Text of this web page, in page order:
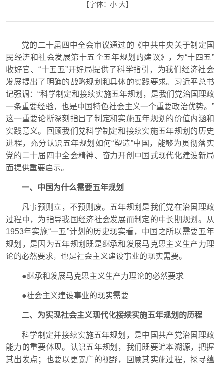
【字体： 小 大】
党的二十届四中全会审议通过的《中共中央关于制定国
民经济和社会发展第十五个五年规划的建议》，为“十四五”
收好官、“十五五”开好局提供了科学指引，为我们经济社会
发展提出了明确的战略规划和具体的实践要求。习近平总书
记强调：“科学制定和接续实施五年规划，是我们党治国理政
一条重要经验，也是中国特色社会主义一个重要政治优势。”
这一重要论断深刻指出了制定和实施五年规划的价值内涵和
实践意义。回顾我们党科学制定和接续实施五年规划的历史
进程，充分认识五年规划如何“塑造”中国，能够为贯彻落实
党的二十届四中全会精神、奋力开创中国式现代化建设新局
面提供重要启示。
一、中国为什么需要五年规划
凡事预则立，不预则废。五年规划是我们党在治国理政
过程中，为指导我国经济社会发展而制定的中长期规划。从
1953年实施“一五”计划的历史现实看，中国之所以需要五年
规划，是因为五年规划既是继承和发展马克思主义生产力理
论的必然要求，也是社会主义建设事业的现实需要。
●继承和发展马克思主义生产力理论的必然要求
●社会主义建设事业的现实需要
二、为实现社会主义现代化接续实施五年规划的历程
科学制定并接续实施五年规划，是中国共产党治国理政
能力的重要体现。认识五年规划，我们既要追本溯源，把握
其出发点；也要以更宽广的视野，回顾其实施过程，探寻蕴